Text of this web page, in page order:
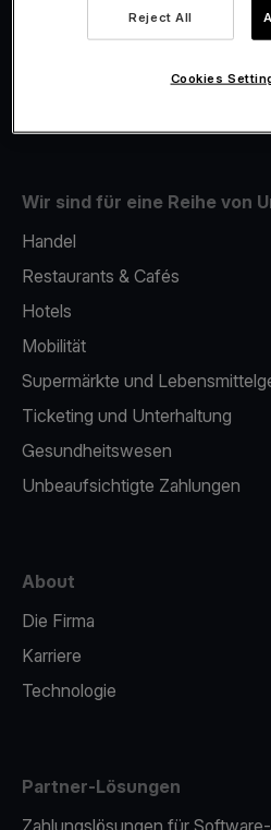
Fiskalisierung
Wir sind für eine Reihe von
Handel
Restaurants & Cafés
Hotels
Mobilität
Supermärkte und
Ticketing und Unterhaltung
Gesundheitswesen
Unbeaufsichtigte Zahlungen
About
Die Firma
Karriere
Technologie
Partner-Lösungen
Zahlungslösungen für
Reject All
Cookies